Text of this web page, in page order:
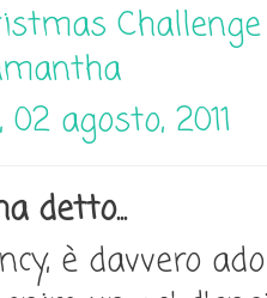
Challenge
agosto, 2011
detto...
è davvero